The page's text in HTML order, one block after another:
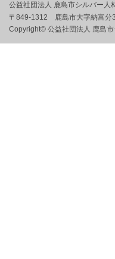
公益社団法人 鹿島市シルバー人
〒849-1312 鹿島市大字納富分
Copyright© 公益社団法人 鹿島